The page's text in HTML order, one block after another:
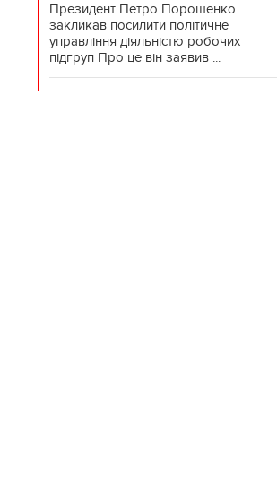
Президент Петро Порошенко
закликав посилити політичне
управління діяльністю робочих
підгруп Про це він заявив ...